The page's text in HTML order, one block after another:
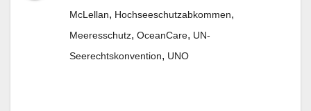
McLellan, Hochseeschutzabkommen,
Meeresschutz, OceanCare, UN-
Seerechtskonvention, UNO